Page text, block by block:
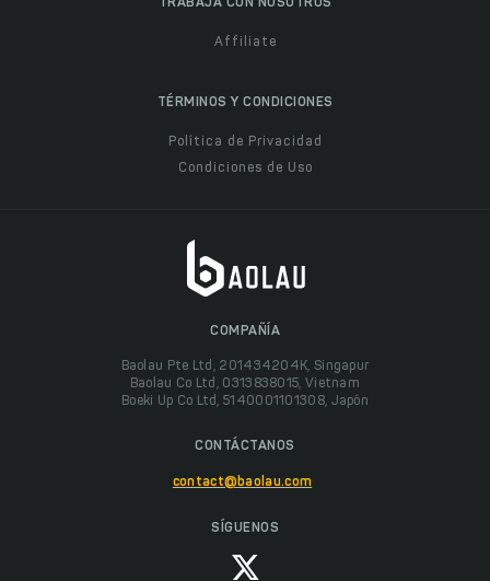
TRABAJA CON NOSOTROS
Affiliate
TÉRMINOS Y CONDICIONES
Política de Privacidad
Condiciones de Uso
COMPAÑÍA
Baolau Pte Ltd, 201434204K, Singapur
Baolau Co Ltd, 0313838015, Vietnam
Boeki Up Co Ltd, 5140001101308, Japón
CONTÁCTANOS
contact@baolau.com
SÍGUENOS